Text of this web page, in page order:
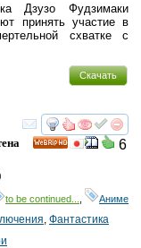
Дзузо Фудзимаки
принять участие в
схватке с
Скачать
смотреть
6
to be continued... Аниме
Фантастика